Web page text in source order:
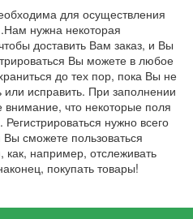
для осуществления
нужна некоторая
доставить Вам заказ, и Вы
Вы можете в любое
до тех пор, пока Вы не
исправить. При заполнении
что некоторые поля
нужно всего
сможете пользоваться
например, отслеживать
покупать товары!